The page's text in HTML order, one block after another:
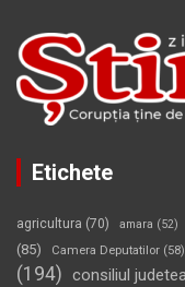
Etichete
agricultura (70) amara (52)
(85)
Camera Deputatilor (58)
(194) consiliul